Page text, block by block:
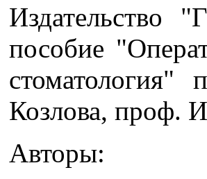
Издательство
пособие
Козлова, проф.
Авторы: